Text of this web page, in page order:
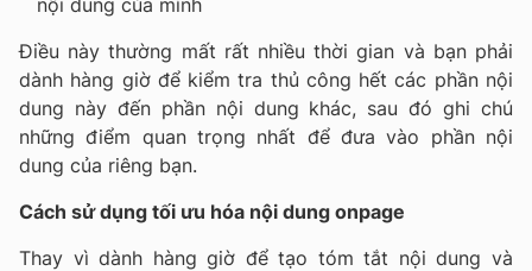
nội dung của mình
Điều này thường mất rất nhiều thời gian và bạn phải
dành hàng giờ để kiểm tra thủ công hết các phần nội
dung này đến phần nội dung khác, sau đó ghi chú
những điểm quan trọng nhất để đưa vào phần nội
dung của riêng bạn.
Cách sử dụng tối ưu hóa nội dung onpage
Thay vì dành hàng giờ để tạo tóm tắt nội dung và